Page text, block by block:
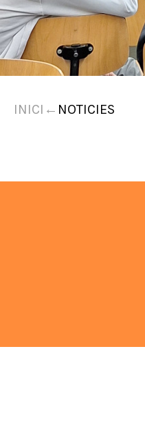
INICI ← NOTICIES